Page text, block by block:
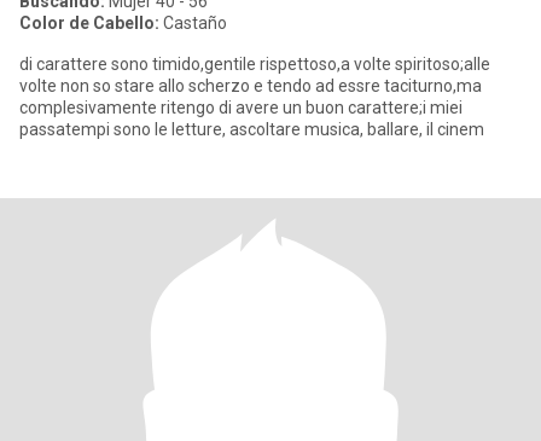
Color de Cabello: Castaño
di carattere sono timido,gentile rispettoso,a volte spiritoso;alle
volte non so stare allo scherzo e tendo ad essre taciturno,ma
complesivamente ritengo di avere un buon carattere;i miei
passatempi sono le letture, ascoltare musica, ballare, il cinem